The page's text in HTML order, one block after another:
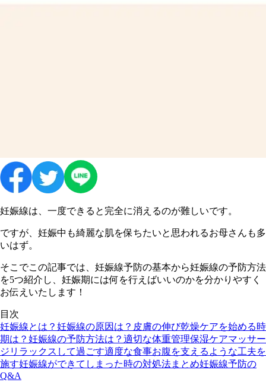
妊娠線は、一度できると完全に消えるのが難しいです。
ですが、妊娠中も綺麗な肌を保ちたいと思われるお母さんも多
いはず。
そこでこの記事では、妊娠線予防の基本から妊娠線の予防方法
を5つ紹介し、妊娠期には何を行えばいいのかを分かりやすく
お伝えいたします！
目次
妊娠線とは？ 妊娠線の原因は？ 皮膚の伸び乾燥ケアを始める時
期は？ 妊娠線の予防方法は？ 適切な体重管理保湿ケアマッサー
ジ リラックスして過ごす適度な食事お腹を支えるような工夫を
施す妊娠線ができてしまった時の対処法まとめ妊娠線予防の
Q&A